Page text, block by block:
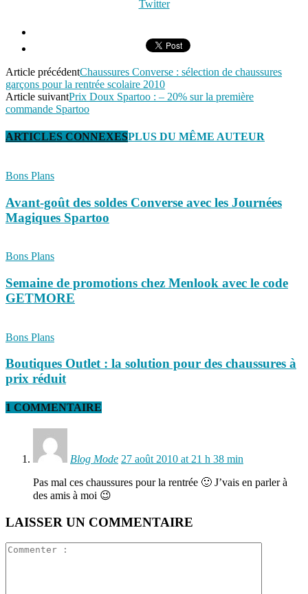
Twitter
Article précédentChaussures Converse : sélection de chaussures
garçons pour la rentrée scolaire 2010
Article suivantPrix Doux Spartoo : – 20% sur la première
commande Spartoo
ARTICLES CONNEXESPLUS DU MÊME AUTEUR
Bons Plans
Avant-goût des soldes Converse avec les Journées
Magiques Spartoo
Bons Plans
Semaine de promotions chez Menlook avec le code
GETMORE
Bons Plans
Boutiques Outlet : la solution pour des chaussures à
prix réduit
1 COMMENTAIRE
Blog Mode 27 août 2010 at 21 h 38 min
Pas mal ces chaussures pour la rentrée 🙂 J’vais en parler à
des amis à moi 😉
LAISSER UN COMMENTAIRE